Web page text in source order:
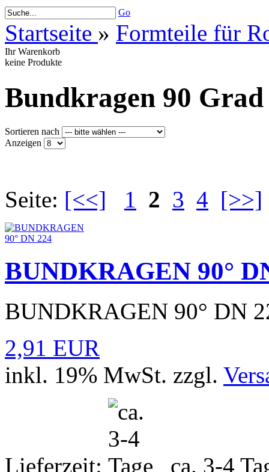
Go
Startseite » Formteile für
Ihr Warenkorb
keine Produkte
Bundkragen 90 Grad
Sortieren nach
Anzeigen
Seite: [<<] 1 2 3 4 [>>]
BUNDKRAGEN 90°
BUNDKRAGEN 90° DN
2,91 EUR
inkl. 19% MwSt. zzgl.
Lieferzeit:
ca. 3-4